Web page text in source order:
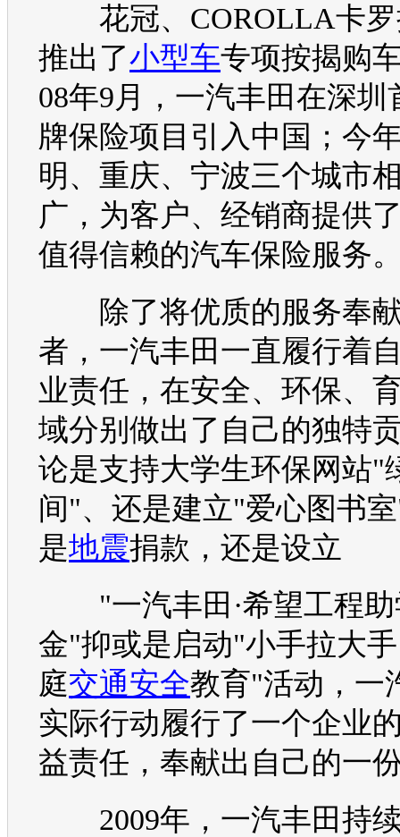
花冠、 COROLLA卡
推出了小型车专项按揭购
08年9月， 一汽丰田在深圳
牌保险项目引入中国；今
明、重庆、宁波三个城市
广，为客户、经销商提供
值得信赖的汽车保险服务
除了将优质的服务奉
者， 一汽丰田 一直履行着
业责任，在安全、 环保、
域分别做出了自己的独特
论是支持大学生环保网站"
间"、还是建立"爱心图书
是地震捐款，还是设立
"一汽丰田 ·希望工程
金"抑或是启动"小手拉大手
庭交通安全教育"活动， 一
实际行动履行了一个企业
益责任，奉献出自己的一
2009年， 一汽丰田持